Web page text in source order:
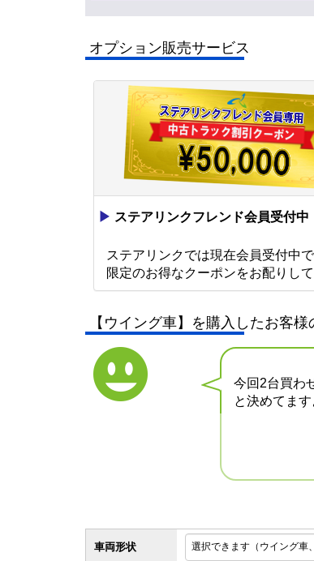
オプション販売サービス
▶ ステアリンクフレンド会員受付中
ステアリンクでは現在会員受付中
限定のお得なクーポンをお配りして
【ウイング車】を購入したお客様
今回2台買わ
と決めてます
車両形状